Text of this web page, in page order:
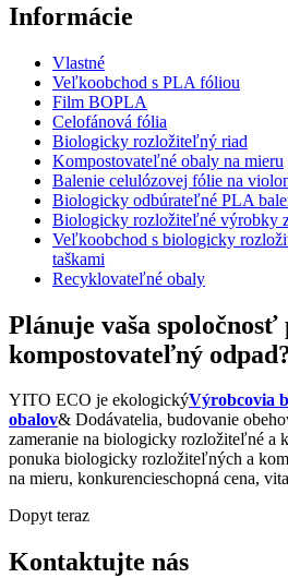
Informácie
Vlastné
Veľkoobchod s PLA fóliou
Film BOPLA
Celofánová fólia
Biologicky rozložiteľný riad
Kompostovateľné obaly na mieru
Balenie celulózovej fólie na
Biologicky odbúrateľné PLA
Biologicky rozložiteľné výrobky
Veľkoobchod s biologicky
taškami
Recyklovateľné obaly
Plánuje vaša
kompostovateľný
YITO ECO je ekologickýVýrobcovia
obalov& Dodávatelia, budovanie
zameranie na biologicky rozložiteľné a
ponuka biologicky rozložiteľných a
na mieru, konkurencieschopná cena,
Dopyt teraz
Kontaktujte nás